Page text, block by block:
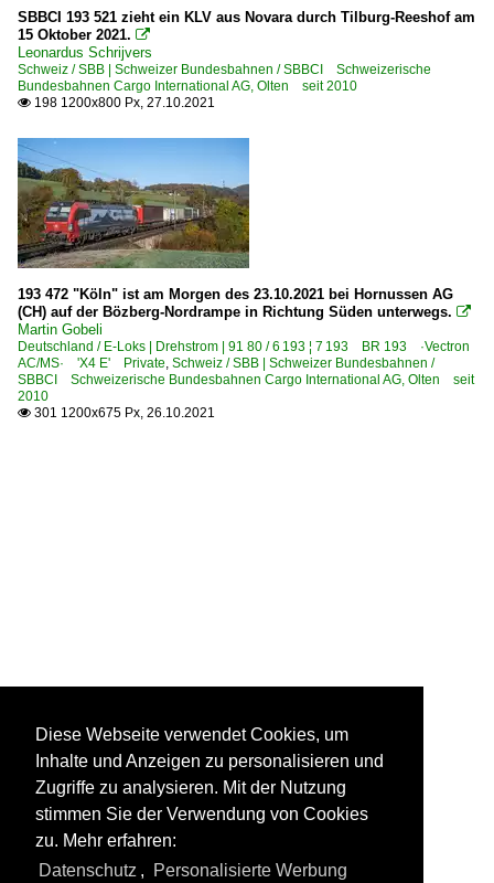
SBBCI 193 521 zieht ein KLV aus Novara durch Tilburg-Reeshof am
15 Oktober 2021. 
Leonardus Schrijvers
Schweiz / SBB | Schweizer Bundesbahnen / SBBCI Schweizerische
Bundesbahnen Cargo International AG, Olten seit 2010
 198 1200x800 Px, 27.10.2021
193 472 "Köln" ist am Morgen des 23.10.2021 bei Hornussen AG
(CH) auf der Bözberg-Nordrampe in Richtung Süden unterwegs. 
Martin Gobeli
Deutschland / E-Loks | Drehstrom | 91 80 / 6 193 ¦ 7 193 BR 193 ·Vectron
AC/MS· 'X4 E' Private, Schweiz / SBB | Schweizer Bundesbahnen /
SBBCI Schweizerische Bundesbahnen Cargo International AG, Olten seit
2010
 301 1200x675 Px, 26.10.2021
Diese Webseite verwendet Cookies, um
Inhalte und Anzeigen zu personalisieren und
Zugriffe zu analysieren. Mit der Nutzung
stimmen Sie der Verwendung von Cookies
zu. Mehr erfahren:
Datenschutz , Personalisierte Werbung